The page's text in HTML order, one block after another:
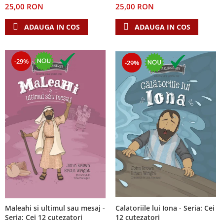
Teologie
A doua venire
Dogmatica
Istoria Bisericii
Misiune
Viata crestina
Contemporaneitate
Devotional
Diverse
Lupta Spirituala
Schimbarea caracterului
Slujire
Suferinta
Viata din belsug
Viata de zi cu zi
25,00 RON
ADAUGA IN COS
25,00 RON
ADAUGA IN COS
-29%
Maleahi si ultimul sau mesaj -
Seria: Cei 12 cutezatori
-29%
Calatoriile lui Iona - Seria: Cei
12 cutezatori